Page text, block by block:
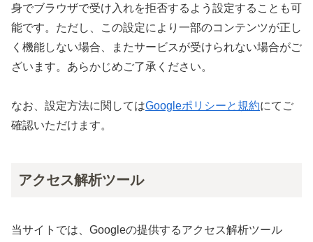
身でブラウザで受け入れを拒否するよう設定することも可
能です。ただし、この設定により一部のコンテンツが正し
く機能しない場合、またサービスが受けられない場合がご
ざいます。あらかじめご了承ください。
なお、設定方法に関してはGoogleポリシーと規約にてご
確認いただけます。
アクセス解析ツール
当サイトでは、Googleの提供するアクセス解析ツール